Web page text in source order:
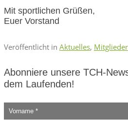
Mit sportlichen Grüßen,
Euer Vorstand
Veröffentlicht in Aktuelles, Mitglieder
Abonniere unsere TCH-
dem Laufenden!